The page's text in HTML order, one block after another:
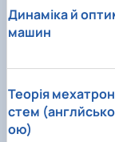
Динаміка й
машин
Теорія
стем
ою)